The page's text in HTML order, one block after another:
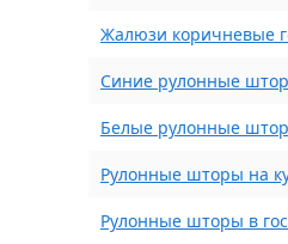
Жалюзи коричневые
Синие рулонные
Белые рулонные
Рулонные шторы на
Рулонные шторы в